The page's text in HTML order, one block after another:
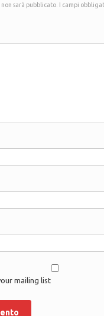
sarà pubblicato. I campi
mailing list